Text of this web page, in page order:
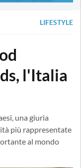
LIFESTYLE
l'Italia
una giuria
più rappresentate
al mondo